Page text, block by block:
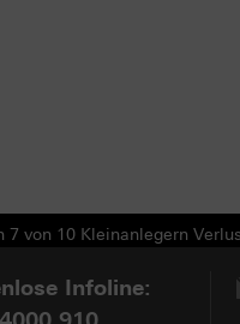
7 von 10 Kleinanlegern
Infoline: